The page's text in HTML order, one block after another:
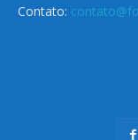
Contato: